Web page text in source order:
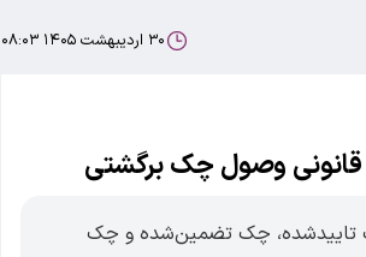
۳۰ اردیبهشت ۱۴۰۵ ۰۸:۰۳
وصول چک برگشتی
تاییدشده، چک تضمین‌شده و چک